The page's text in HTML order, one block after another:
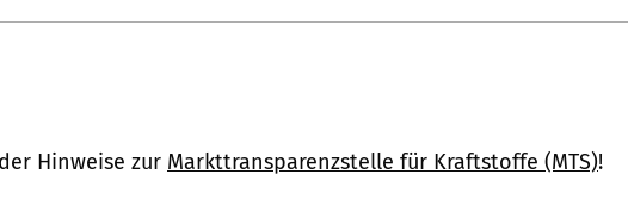
Hinweise zur Markttransparenzstelle für Kraftstoffe (MTS)!